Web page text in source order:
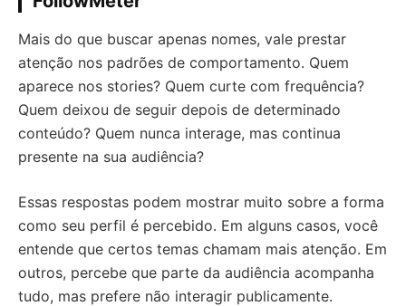
Mais do que buscar apenas nomes, vale prestar
atenção nos padrões de comportamento. Quem
aparece nos stories? Quem curte com frequência?
Quem deixou de seguir depois de determinado
conteúdo? Quem nunca interage, mas continua
presente na sua audiência?
Essas respostas podem mostrar muito sobre a forma
como seu perfil é percebido. Em alguns casos, você
entende que certos temas chamam mais atenção. Em
outros, percebe que parte da audiência acompanha
tudo, mas prefere não interagir publicamente.